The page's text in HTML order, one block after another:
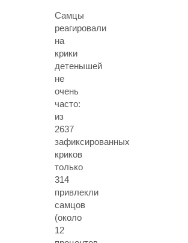
Самцы
реагировали
на
крики
детенышей
не
очень
часто:
из
2637
зафиксированных
криков
только
314
привлекли
самцов
(около
12